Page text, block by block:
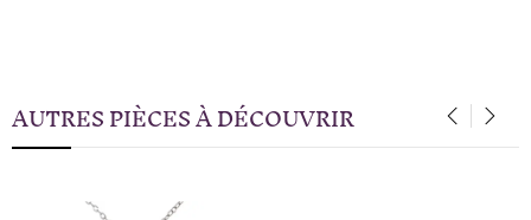
AUTRES PIÈCES À DÉCOUVRIR